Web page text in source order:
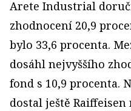
Arete Industrial
zhodnocení 20,9
bylo 33,6 procenta.
dosáhl nejvyššího
fond s 10,9 procenta.
dostal ještě